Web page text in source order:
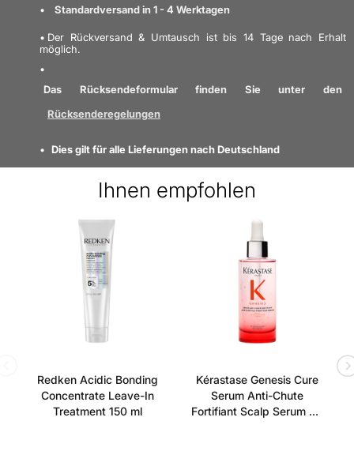
Finden Sie Mehr von dieser Marke:
- Les Masies de
Voltregà (Barcelona)
Spain
Sicherheitsinformationen
Kleine Teile.
Reizungen die
Nicehair-Kundendienst de@nicebeauty.com
Standardversand in 1 - 4 Werktagen
Der Rückversand & Umtausch ist bis 14 Tage nach Erhalt
möglich.
Das Rücksendeformular finden Sie unter den
Rücksenderegelungen
Dies gilt für alle Lieferungen nach Deutschland
Ihnen empfohlen
Redken Acidic Bonding
Concentrate Leave-In
Treatment 150 ml
Kérastase Genesis Cure
Serum Anti-Chute
Fortifiant Scalp Serum 90